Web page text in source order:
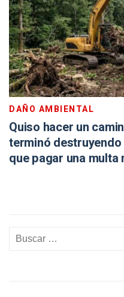
DAÑO AMBIENTAL
Quiso hacer un
terminó
que pagar una multa